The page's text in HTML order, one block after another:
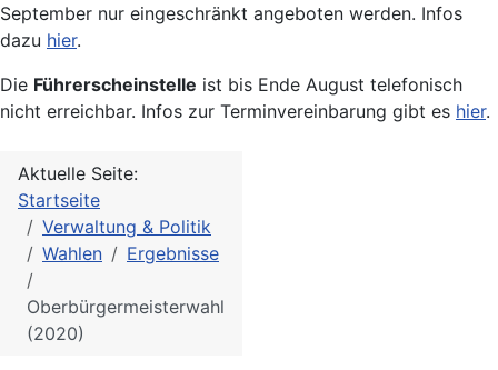
September nur eingeschränkt angeboten werden. Infos
dazu hier.
Die Führerscheinstelle ist bis Ende August telefonisch
nicht erreichbar. Infos zur Terminvereinbarung gibt es hier.
Aktuelle Seite:
Startseite
Verwaltung & Politik
Wahlen
Ergebnisse
Oberbürgermeisterwahl
(2020)